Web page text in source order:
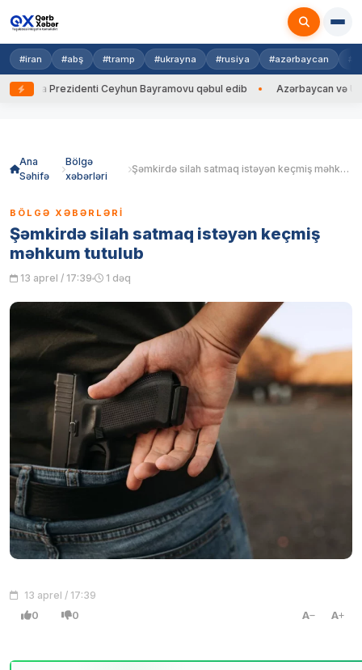
#iran #abş #tramp #ukrayna #rusiya #azərbaycan
Prezidenti Ceyhun Bayramovu qəbul edib Azərbaycan və
Ana
Səhifə
Bölgə
xəbərləri
Şəmkirdə silah satmaq istəyən keçmiş məhkum tutulub
BÖLGƏ XƏBƏRLƏRI
Şəmkirdə silah satmaq istəyən keçmiş
məhkum tutulub
13 aprel / 17:39 1 dəq
13 aprel / 17:39
0 0 A A